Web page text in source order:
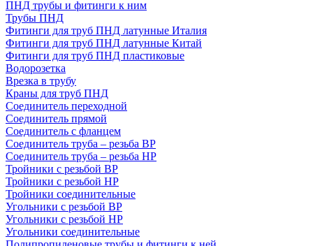
ПНД трубы и фитинги к ним
Трубы ПНД
Фитинги для труб ПНД латунные Италия
Фитинги для труб ПНД латунные Китай
Фитинги для труб ПНД пластиковые
Водорозетка
Врезка в трубу
Краны для труб ПНД
Соединитель переходной
Соединитель прямой
Соединитель с фланцем
Соединитель труба – резьба ВР
Соединитель труба – резьба НР
Тройники с резьбой ВР
Тройники с резьбой НР
Тройники соединительные
Угольники с резьбой ВР
Угольники с резьбой НР
Угольники соединительные